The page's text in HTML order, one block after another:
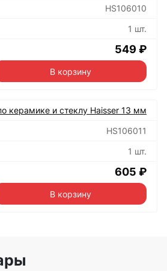
HS106010
1 шт.
549 ₽
В корзину
керамике и стеклу Haisser 13 мм
HS106011
1 шт.
605 ₽
В корзину